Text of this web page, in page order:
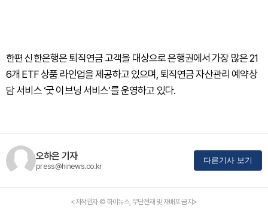
한편 신한은행은 퇴직연금 고객을 대상으로 은행권에서 가장 많은 21
6개 ETF 상품 라인업을 제공하고 있으며, 퇴직연금 자산관리 예약상
담 서비스 ‘굿 이브닝 서비스’를 운영하고 있다.
오하은 기자
press@hinews.co.kr
다른기사 보기
<저작권자 © 하이뉴스, 무단전재 및 재배포 금지>